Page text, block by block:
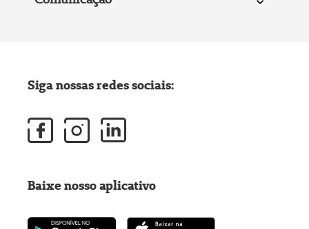
Siga nossas redes sociais:
Baixe nosso aplicativo